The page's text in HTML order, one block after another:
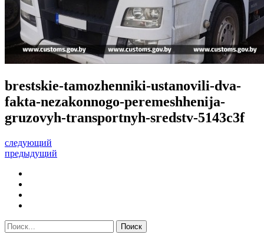
brestskie-tamozhenniki-ustanovili-dva-
fakta-nezakonnogo-peremeshhenija-
gruzovyh-transportnyh-sredstv-5143c3f
следующий
предыдущий